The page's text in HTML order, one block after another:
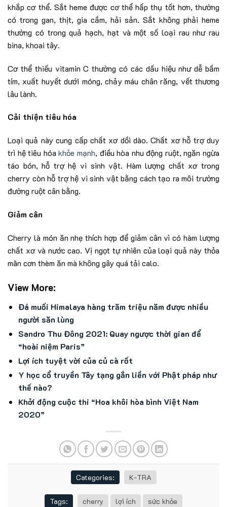
khắp cơ thể. Sắt heme được cơ thể hấp thụ tốt hơn, thường
có trong gan, thịt, gia cầm, hải sản. Sắt không phải heme
thường có trong quả hạch, hạt và một số loại rau như rau
bina, khoai tây.
Cơ thể thiếu vitamin C thường có các dấu hiệu như dễ bầm
tím, xuất huyết dưới móng, chảy máu chân răng, vết thương
lâu lành.
Cải thiện tiêu hóa
Loại quả này cung cấp chất xơ dồi dào. Chất xơ hỗ trợ duy
trì hệ tiêu hóakhỏe mạnh, điều hòa nhu động ruột, ngăn ngừa
táo bón, hỗ trợ hệ vi sinh vật. Hàm lượng chất xơ trong
cherry còn hỗ trợ hệ vi sinh vật bằng cách tạo ra môi trường
đường ruột cân bằng.
Giảm cân
Cherry là món ăn nhẹ thích hợp để giảm cân vì có hàm lượng
chất xơ và nước cao. Vị ngọt tự nhiên của loại quả này thỏa
mãn cơn thèm ăn mà không gây quá tải calo.
View More:
Đá muối Himalaya hàng trăm triệu năm được nhiều
người săn lùng
Sandro Thu Đông 2021: Quay ngược thời gian để
“hoài niệm Paris”
Lợi ích tuyệt vời của củ cà rốt
Y học cổ truyền Tây tạng gắn liền với Phật pháp như
thế nào?
Khởi động cuộc thi “Hoa khôi hòa bình Việt Nam
2020”
Categories: K-TRA
Tags: cherry lợi ích sức khỏe